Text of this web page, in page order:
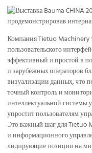
Компания Tietuo Machinery
пользовательского
эффективный и простой в
и зарубежных операторов
визуализации данных, что
точный контроль и
интеллектуальной системы
упростит пользователям
Это важный шаг для Tietuo
и информационного
лидирующие позиции на